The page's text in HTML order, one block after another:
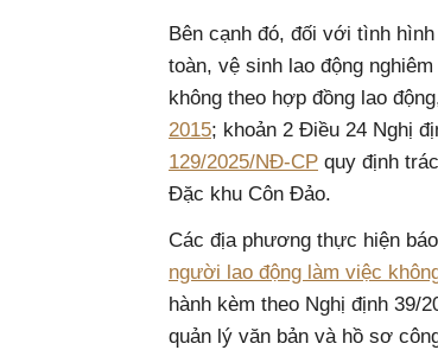
Bên cạnh đó, đối với tình
toàn, vệ sinh lao động
không theo hợp đồng lao
2015; khoản 2 Điều 24 Nghị
129/2025/NĐ-CP quy định
Đặc khu Côn Đảo.
Các địa phương thực hiện
người lao động làm việc
hành kèm theo Nghị định 39/
quản lý văn bản và hồ sơ